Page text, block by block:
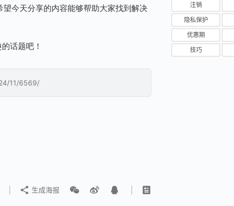
今天分享的内容能够帮助大家找到解决
话题吧！
11/6569/
生成海报
注销
隐私保护
优惠期
技巧